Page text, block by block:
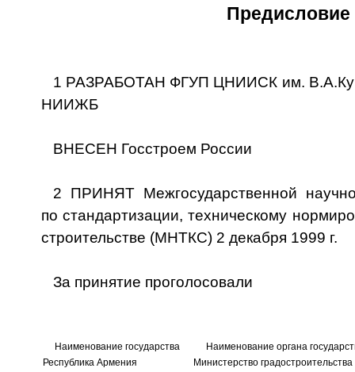
Предисловие
1 РАЗРАБОТАН ФГУП ЦНИИСК им.
НИИЖБ
ВНЕСЕН Госстроем России
2 ПРИНЯТ Межгосударственной
по стандартизации, техническому
строительстве (МНТКС) 2 декабря 1999 г.
За принятие проголосовали
Наименование государства
Наименование органа
Республика Армения
Министерство